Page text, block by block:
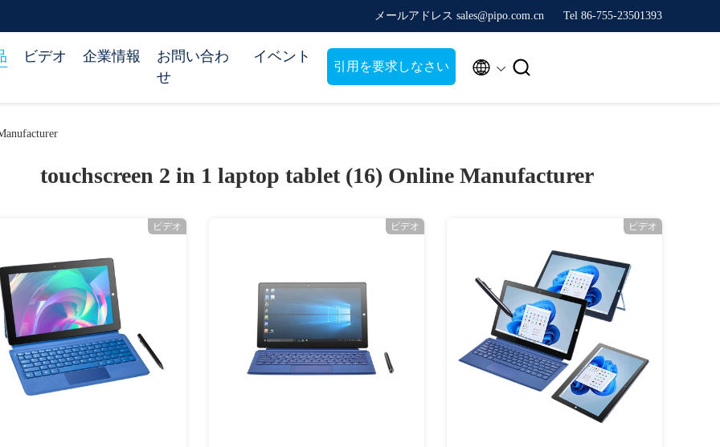
メールアドレス sales@pipo.com.cn Tel 86-755-23501393
ビデオ 企業情報
お問い合わ
せ
イベント
引用を要求しなさい  
touchscreen 2 in 1 laptop tablet (16) Online Manufacturer
ビデオ ビデオ ビデオ